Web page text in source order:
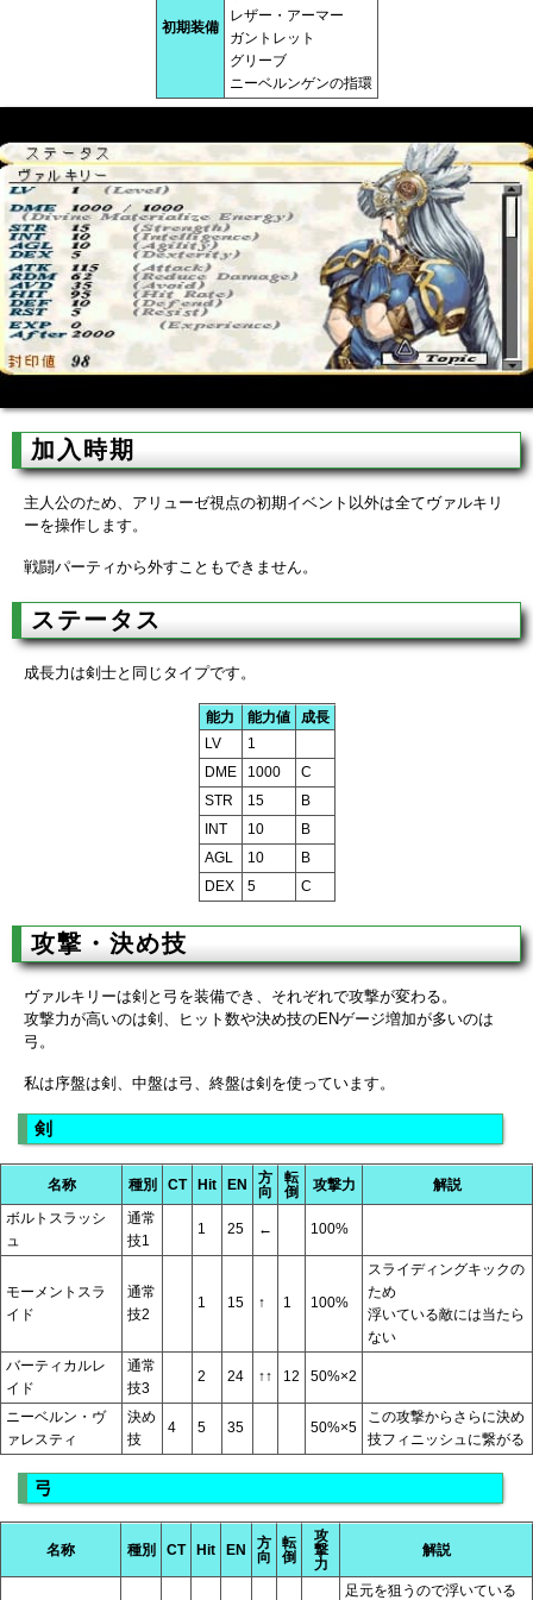
初期装備
レザー・アーマー
ガントレット
グリーブ
ニーベルンゲンの指環
加入時期
主人公のため、アリューゼ視点の初期イベント以外は全てヴァルキリ
ーを操作します。
戦闘パーティから外すこともできません。
ステータス
成長力は剣士と同じタイプです。
能力 能力値
成長
LV
1
DME
1000
C
STR
15
B
INT
10
B
AGL
10
B
DEX
5 C
攻撃・決め技
ヴァルキリーは剣と弓を装備でき、それぞれで攻撃が変わる。
攻撃力が高いのは剣、ヒット数や決め技のENゲージ増加が多いのは
弓。
私は序盤は剣、中盤は弓、終盤は剣を使っています。
剣
名称 種別 CT Hit EN
方
向
転
倒
攻撃力
解説
ボルトスラッシ
ュ
通常
技1
1 25 ← 100%
モーメントスラ
イド
通常
技2
1 15 ↑ 1 100%
スライディングキックの
ため
浮いている敵には当たら
ない
バーティカルレ
イド
通常
技3
2 24 ↑↑ 12 50%×2
ニーベルン・ヴ
ァレスティ
決め
技
4 5 35 50%×5
この攻撃からさらに決め
技フィニッシュに繋がる
弓
名称 種別 CT Hit EN
方
向
転
倒
攻
撃
力
解説
足元を狙うので浮いている